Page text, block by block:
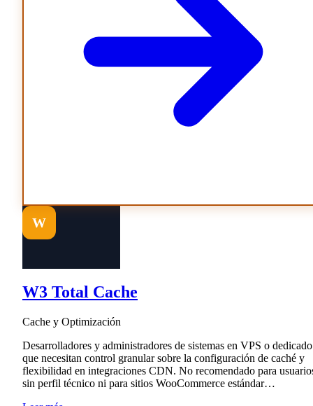
W
W3 Total Cache
Cache y Optimización
Desarrolladores y administradores de sistemas en VPS o dedicado
que necesitan control granular sobre la configuración de caché y
flexibilidad en integraciones CDN. No recomendado para
sin perfil técnico ni para sitios WooCommerce estándar…